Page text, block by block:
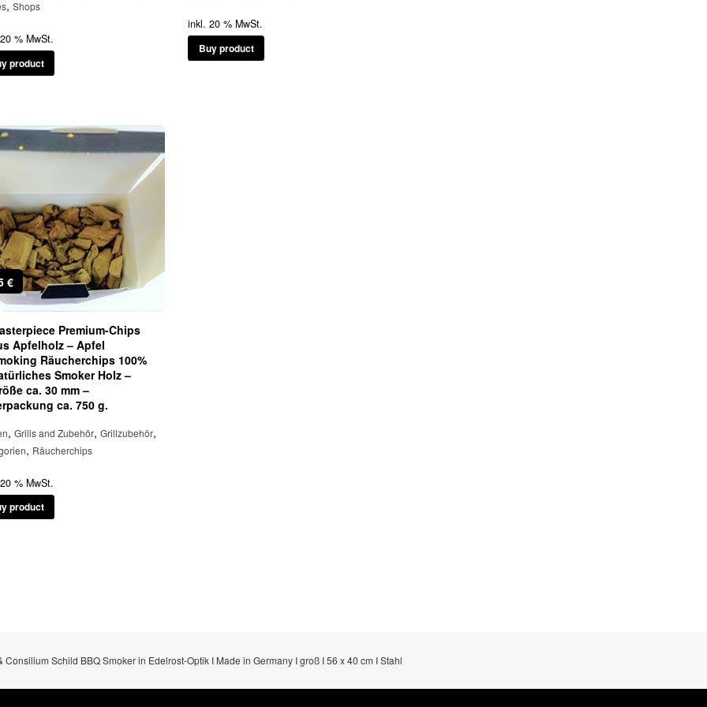
,Shops
% MwSt.
product
inkl. 20 % MwSt.
Buy product
€
Premium-Chips
Apfelholz – Apfel
Räucherchips 100%
Smoker Holz –
ca. 30 mm –
ca. 750 g.
,Grills and Zubehör,Grillzubehör,
, Räucherchips
% MwSt.
product
Consilium Schild BBQ Smoker in Edelrost-Optik I Made in Germany I groß I 56 x 40 cm I Stahl